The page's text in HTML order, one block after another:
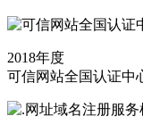
2018年度
可信网站全国认证中